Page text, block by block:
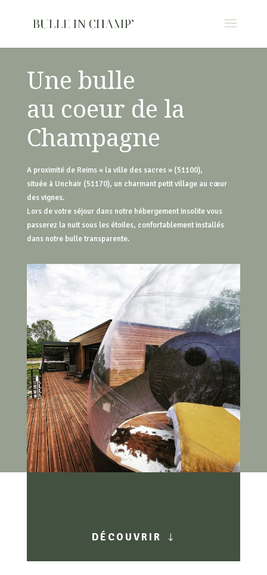
Une bulle
au coeur de la
Champagne
A proximité de Reims « la ville des sacres » (51100),
située à Unchair (51170), un charmant petit village au cœur
des vignes.
Lors de votre séjour dans notre hébergement insolite vous
passerez la nuit sous les étoiles, confortablement installés
dans notre bulle transparente.
DÉCOUVRIR